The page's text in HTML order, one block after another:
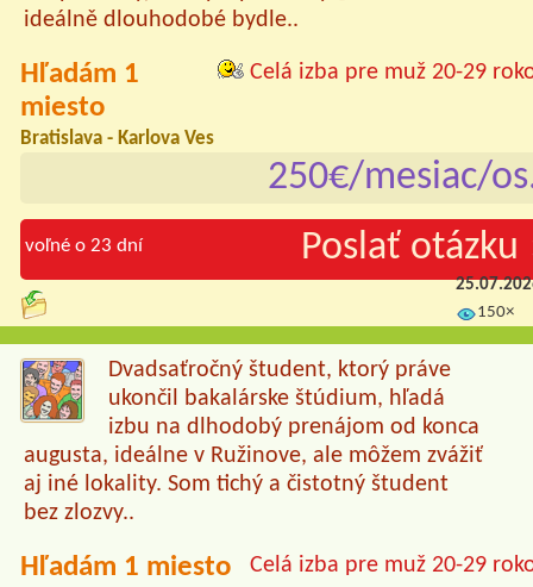
ideálně dlouhodobé bydle..
Celá izba pre muž 20-29
Hľadám 1
miesto
Bratislava - Karlova Ves
250€/mesiac/
voľné o 23 dní Poslať otázku
150×
Dvadsaťročný študent, ktorý práve
ukončil bakalárske štúdium, hľadá
izbu na dlhodobý prenájom od konca
augusta, ideálne v Ružinove, ale môžem zvážiť
aj iné lokality. Som tichý a čistotný študent
bez zlozvy..
Celá izba pre muž 20-29
Hľadám 1 miesto